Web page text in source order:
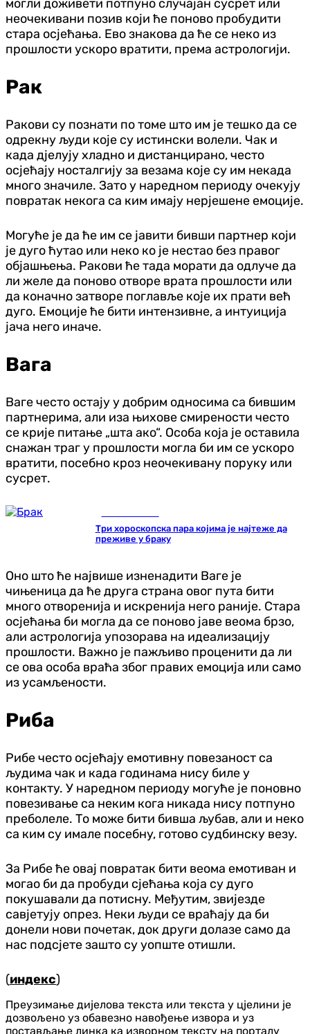
могли доживети потпуно случајан сусрет или
неочекивани позив који ће поново пробудити
стара осјећања. Ево знакова да ће се неко из
прошлости ускоро вратити, према астрологији.
Рак
Ракови су познати по томе што им је тешко да се
одрекну људи које су истински волели. Чак и
када дјелују хладно и дистанцирано, често
осјећају носталгију за везама које су им некада
много значиле. Зато у наредном периоду очекују
повратак некога са ким имају нерјешене емоције.
Могуће је да ће им се јавити бивши партнер који
је дуго ћутао или неко ко је нестао без правог
објашњења. Ракови ће тада морати да одлуче да
ли желе да поново отворе врата прошлости или
да коначно затворе поглавље које их прати већ
дуго. Емоције ће бити интензивне, а интуиција
јача него иначе.
Вага
Ваге често остају у добрим односима са бившим
партнерима, али иза њихове смирености често
се крије питање „шта ако“. Особа која је оставила
снажан траг у прошлости могла би им се ускоро
вратити, посебно кроз неочекивану поруку или
сусрет.
Три хороскопска пара којима је најтеже да
преживе у браку
Оно што ће највише изненадити Ваге је
чињеница да ће друга страна овог пута бити
много отворенија и искренија него раније. Стара
осјећања би могла да се поново јаве веома брзо,
али астрологија упозорава на идеализацију
прошлости. Важно је пажљиво проценити да ли
се ова особа враћа због правих емоција или само
из усамљености.
Риба
Рибе често осјећају емотивну повезаност са
људима чак и када годинама нису биле у
контакту. У наредном периоду могуће је поновно
повезивање са неким кога никада нису потпуно
преболеле. То може бити бивша љубав, али и неко
са ким су имале посебну, готово судбинску везу.
За Рибе ће овај повратак бити веома емотиван и
могао би да пробуди сјећања која су дуго
покушавали да потисну. Међутим, звијезде
савјетују опрез. Неки људи се враћају да би
донели нови почетак, док други долазе само да
нас подсјете зашто су уопште отишли.
(индекс)
Преузимање дијелова текста или текста у цјелини је
дозвољено уз обавезно навођење извора и уз
постављање линка ка изворном тексту на порталу